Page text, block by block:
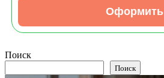
Оформить
Поиск
Поиск